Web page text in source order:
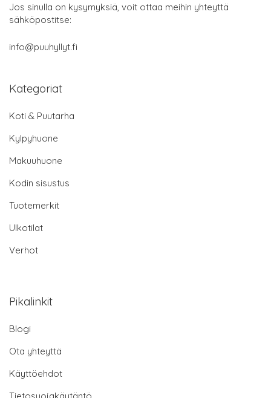
Jos sinulla on kysymyksiä, voit ottaa meihin yhteyttä
sähköpostitse:
info@puuhyllyt.fi
Kategoriat
Koti & Puutarha
Kylpyhuone
Makuuhuone
Kodin sisustus
Tuotemerkit
Ulkotilat
Verhot
Pikalinkit
Blogi
Ota yhteyttä
Käyttöehdot